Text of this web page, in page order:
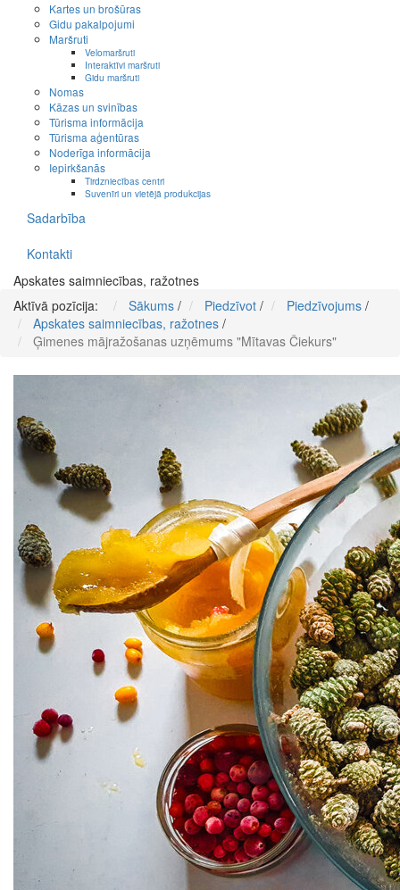
Kartes un brošūras
Gidu pakalpojumi
Maršruti
Velomaršruti
Interaktīvi maršruti
Gidu maršruti
Nomas
Kāzas un svinības
Tūrisma informācija
Tūrisma aģentūras
Noderīga informācija
Iepirkšanās
Tirdzniecības centri
Suvenīri un vietējā produkcijas
Sadarbība
Kontakti
Apskates saimniecības, ražotnes
Aktīvā pozīcija:
Sākums / Piedzīvot / Piedzīvojums /
Apskates saimniecības, ražotnes /
Ģimenes mājražošanas uzņēmums "Mītavas Čiekurs"